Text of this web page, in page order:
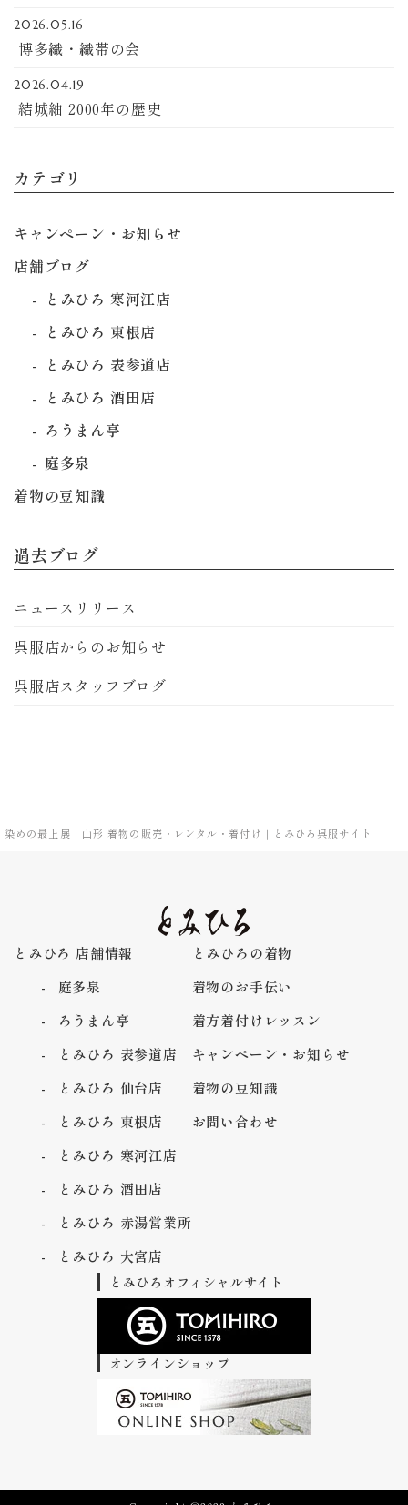
染めの最上展 | 山形 着物の販売・レンタル・着付け｜とみひろ呉服サイト
2026.05.16
博多織・織帯の会
2026.04.19
結城紬 2000年の歴史
カテゴリ
キャンペーン・お知らせ
店舗ブログ
とみひろ 寒河江店
とみひろ 東根店
とみひろ 表参道店
とみひろ 酒田店
ろうまん亭
庭多泉
着物の豆知識
過去ブログ
ニュースリリース
呉服店からのお知らせ
呉服店スタッフブログ
とみひろオフィシャルサイト
オンラインショップ
とみひろ 店舗情報
庭多泉
ろうまん亭
とみひろ 表参道店
とみひろ 仙台店
とみひろ 東根店
とみひろ 寒河江店
とみひろ 酒田店
とみひろ 赤湯営業所
とみひろ 大宮店
とみひろの着物
着物のお手伝い
着方着付けレッスン
キャンペーン・お知らせ
着物の豆知識
お問い合わせ